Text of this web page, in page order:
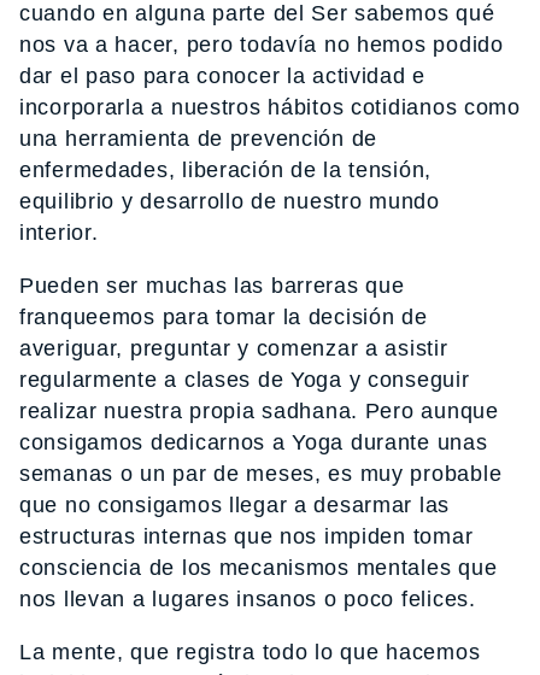
cuando en alguna parte del Ser sabemos qué
nos va a hacer, pero todavía no hemos podido
dar el paso para conocer la actividad e
incorporarla a nuestros hábitos cotidianos como
una herramienta de prevención de
enfermedades, liberación de la tensión,
equilibrio y desarrollo de nuestro mundo
interior.
Pueden ser muchas las barreras que
franqueemos para tomar la decisión de
averiguar, preguntar y comenzar a asistir
regularmente a clases de Yoga y conseguir
realizar nuestra propia sadhana. Pero aunque
consigamos dedicarnos a Yoga durante unas
semanas o un par de meses, es muy probable
que no consigamos llegar a desarmar las
estructuras internas que nos impiden tomar
consciencia de los mecanismos mentales que
nos llevan a lugares insanos o poco felices.
La mente, que registra todo lo que hacemos